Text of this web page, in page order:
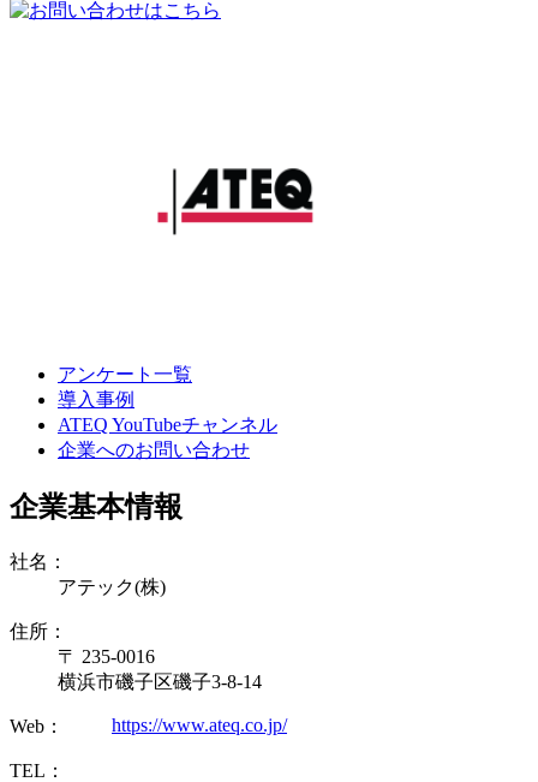
アンケート一覧
導入事例
ATEQ YouTubeチャンネル
企業へのお問い合わせ
企業基本情報
社名：
アテック(株)
住所：
〒 235-0016
横浜市磯子区磯子3-8-14
Web： https://www.ateq.co.jp/
TEL：